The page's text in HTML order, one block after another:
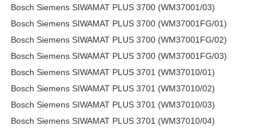
Bosch Siemens SIWAMAT PLUS 3700 (WM37001/03)
Bosch Siemens SIWAMAT PLUS 3700 (WM37001FG/01)
Bosch Siemens SIWAMAT PLUS 3700 (WM37001FG/02)
Bosch Siemens SIWAMAT PLUS 3700 (WM37001FG/03)
Bosch Siemens SIWAMAT PLUS 3701 (WM37010/01)
Bosch Siemens SIWAMAT PLUS 3701 (WM37010/02)
Bosch Siemens SIWAMAT PLUS 3701 (WM37010/03)
Bosch Siemens SIWAMAT PLUS 3701 (WM37010/04)